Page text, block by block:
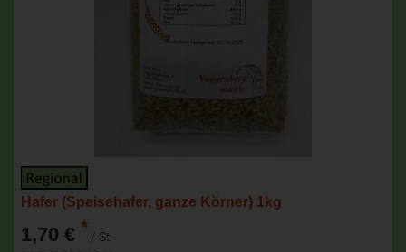
Hafer (Speisehafer, ganze Körner) 1kg
1,70 € * / St